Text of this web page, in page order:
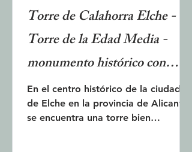
Torre de Calahorra Elche -
Torre de la Edad Media -
monumento histórico con
museo
En el centro histórico de la ciudad
de Elche en la provincia de Alicante
se encuentra una torre bien